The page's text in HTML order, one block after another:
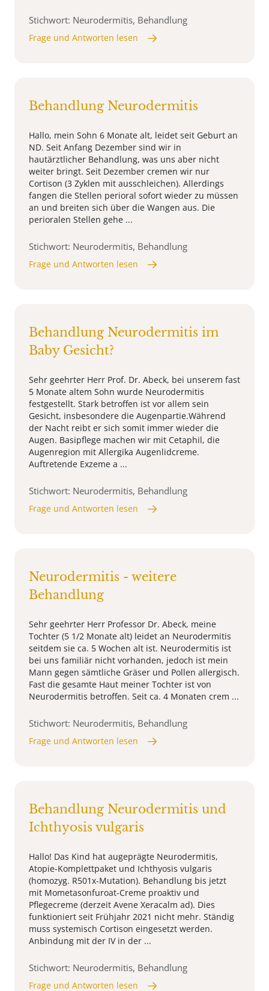
Stichwort: Neurodermitis, Behandlung
Frage und Antworten lesen
Behandlung Neurodermitis
Hallo, mein Sohn 6 Monate alt, leidet seit Geburt an
ND. Seit Anfang Dezember sind wir in
hautärztlicher Behandlung, was uns aber nicht
weiter bringt. Seit Dezember cremen wir nur
Cortison (3 Zyklen mit ausschleichen). Allerdings
fangen die Stellen perioral sofort wieder zu müssen
an und breiten sich über die Wangen aus. Die
perioralen Stellen gehe ...
Stichwort: Neurodermitis, Behandlung
Frage und Antworten lesen
Behandlung Neurodermitis im
Baby Gesicht?
Sehr geehrter Herr Prof. Dr. Abeck, bei unserem fast
5 Monate altem Sohn wurde Neurodermitis
festgestellt. Stark betroffen ist vor allem sein
Gesicht, insbesondere die Augenpartie.Während
der Nacht reibt er sich somit immer wieder die
Augen. Basipflege machen wir mit Cetaphil, die
Augenregion mit Allergika Augenlidcreme.
Auftretende Exzeme a ...
Stichwort: Neurodermitis, Behandlung
Frage und Antworten lesen
Neurodermitis - weitere
Behandlung
Sehr geehrter Herr Professor Dr. Abeck, meine
Tochter (5 1/2 Monate alt) leidet an Neurodermitis
seitdem sie ca. 5 Wochen alt ist. Neurodermitis ist
bei uns familiär nicht vorhanden, jedoch ist mein
Mann gegen sämtliche Gräser und Pollen allergisch.
Fast die gesamte Haut meiner Tochter ist von
Neurodermitis betroffen. Seit ca. 4 Monaten crem ...
Stichwort: Neurodermitis, Behandlung
Frage und Antworten lesen
Behandlung Neurodermitis und
Ichthyosis vulgaris
Hallo! Das Kind hat augeprägte Neurodermitis,
Atopie-Komplettpaket und Ichthyosis vulgaris
(homozyg. R501x-Mutation). Behandlung bis jetzt
mit Mometasonfuroat-Creme proaktiv und
Pflegecreme (derzeit Avene Xeracalm ad). Dies
funktioniert seit Frühjahr 2021 nicht mehr. Ständig
muss systemisch Cortison eingesetzt werden.
Anbindung mit der IV in der ...
Stichwort: Neurodermitis, Behandlung
Frage und Antworten lesen